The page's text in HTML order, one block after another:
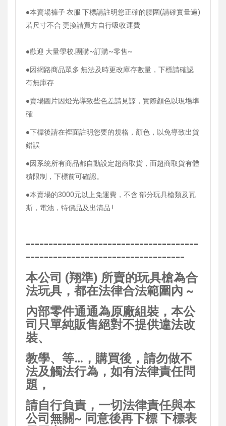
●本賣場褲子 衣服 下標請註明您正確的腰圍(請確實量過)
若尺寸不合 更換請買方自行吸收運費
●歡迎 大量學校.團購~訂購~零售~
●因網路商品眾多 無法及時更改庫存數量， 下標請確認
有無庫存
●賣場圖片因燈光導致些色差請見諒，實際顏色以現場準
確
●下標後請在裡面註明您要的規格，顏色，以免導致出貨
錯誤
●因系統所有商品都自動設定超商取貨，而超商取貨有體
積限制，下標前可確認。
●本賣場的3000元以上免運費，不含 部分玩具槍類及瓦
斯，電池，特價品及出清品 !
--------------------------------------
-----------------------------------
本公司 (翔準) 所賣的玩具槍為合
法玩具，都在法律合法範圍內 ~
內部零件通通為原廠組裝，本公
司只單純販售絕對不提供違法改
裝、
教學、等…，購買後，請勿做不
法及觸法行為，如有法律責任問
題，
請自行負責， 一切法律責任與本
公司無關~ 同意後再下標 下標表